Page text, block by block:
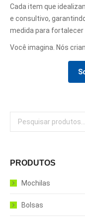
Cada item que
e consultivo,
medida para fortalecer
Você imagina. Nós
PRODUTOS
Mochilas
Bolsas